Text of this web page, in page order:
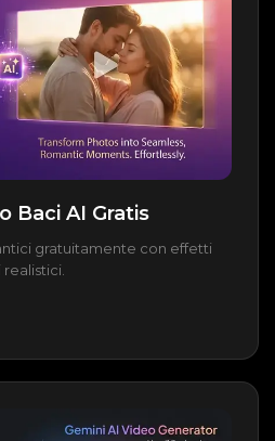
Baci AI Gratis
gratuitamente con effetti